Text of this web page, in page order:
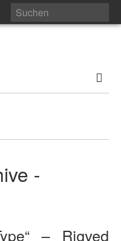
-
– Rigved